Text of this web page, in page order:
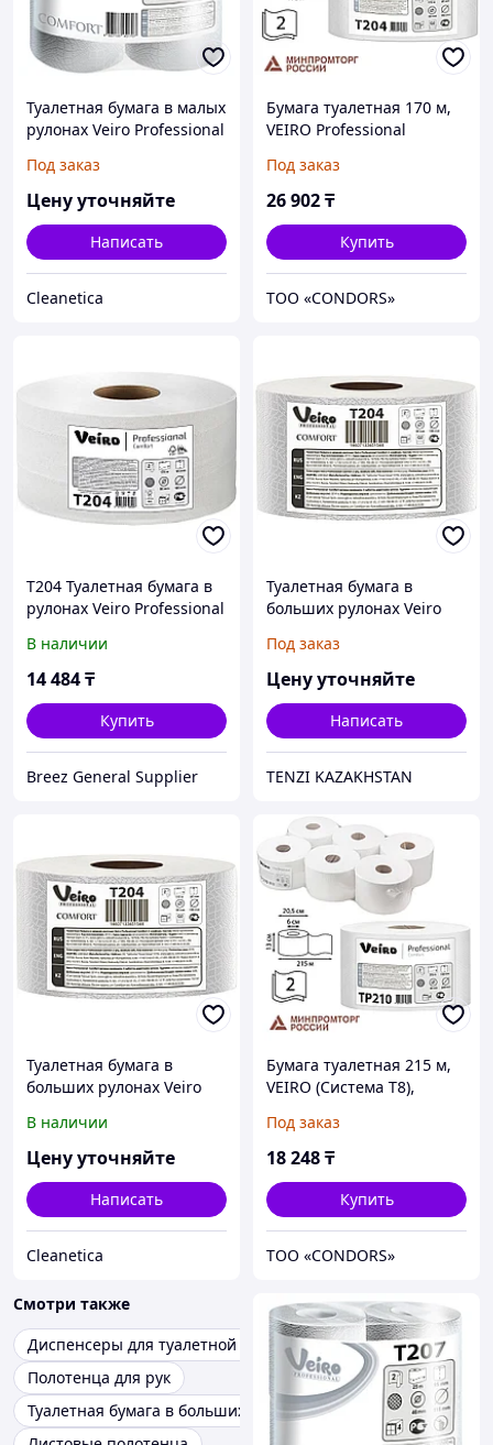
Туалетная бумага в малых
рулонах Veiro Professional
Под заказ
Цену уточняйте
Написать
Cleanetica
Бумага туалетная 170 м,
VEIRO Professional
12 шт., Comfort, 2-
слойная, T204
Под заказ
26 902₸
Купить
ТОО «CONDORS»
T204 Туалетная бумага в
рулонах Veiro Professional
метров
В наличии
14 484₸
Купить
Breez General Supplier
Туалетная бумага в
больших рулонах Veiro
Под заказ
Цену уточняйте
Написать
TENZI KAZAKHSTAN
Туалетная бумага в
больших рулонах Veiro
В наличии
Цену уточняйте
Написать
Cleanetica
Бумага туалетная 215 м,
VEIRO (Система T8),
центральной вытяжкой,
Comfort, 2-слойная, TP210
Под заказ
18 248₸
Купить
ТОО «CONDORS»
Смотри также
Диспенсеры для туалетной бумаги
Полотенца для рук
Туалетная бумага в больших рулонах